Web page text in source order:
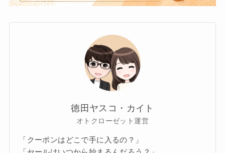
徳田ヤスコ・カイト
オトクローゼット運営
「クーポンはどこで手に入るの？」